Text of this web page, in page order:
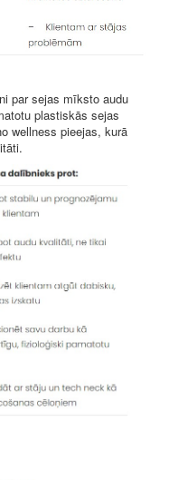
par sejas mīksto audu
plastiskās sejas
wellness pieejas, kurā